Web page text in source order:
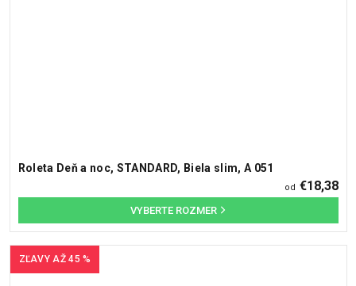
Roleta Deň a noc, STANDARD, Biela slim, A 051
od €18,38
ZĽAVY AŽ 45 %